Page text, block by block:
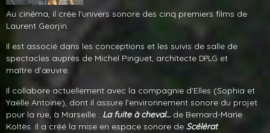
Au cinéma, il crée l'univers sonore des cinq premiers films de
Laurent Georjin.
Il est associé dans les conceptions et les suivis de salle de
spectacles auprès de Michel Pinguet, architecte DPLG et
maître d’œuvre.
Il collabore actuellement avec la compagnie d’Elles (Sophia et
Yaëlle Antoine), dont il assure l’environnement sonore du projet
pour la rue, à Marseille : La fuite à cheval… de Bernard-Marie
Koltès. Il a créé la mise en espace sonore de Scélérat.